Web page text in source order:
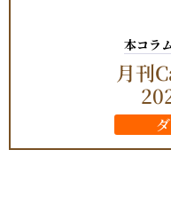
本コラ
月刊